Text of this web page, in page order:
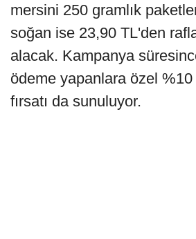
mersini 250 gramlık
soğan ise 23,90 TL'den
alacak. Kampanya
ödeme yapanlara özel
fırsatı da sunuluyor.